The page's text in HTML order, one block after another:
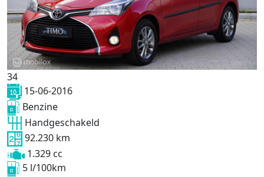
34
15-06-2016
Benzine
Handgeschakeld
92.230 km
1.329 cc
5 l/100km